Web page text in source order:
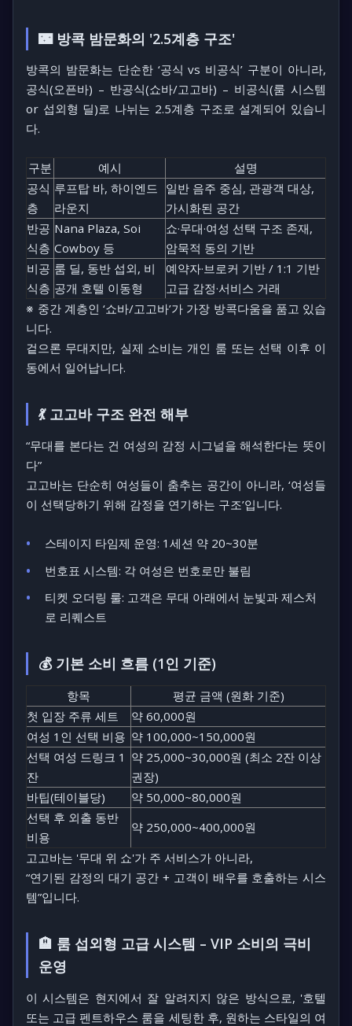
🌃 방콕 밤문화의 '2.5계층 구조'
방콕의 밤문화는 단순한 ‘공식 vs 비공식’ 구분이 아니라,
공식(오픈바) – 반공식(쇼바/고고바) – 비공식(룸 시스템
or 섭외형 딜)로 나뉘는 2.5계층 구조로 설계되어 있습니
다.
구분 예시
설명
공식
층
루프탑 바, 하이엔드
라운지
일반 음주 중심, 관광객 대상,
가시화된 공간
반공
식층
Nana Plaza, Soi
Cowboy 등
쇼·무대·여성 선택 구조 존재,
암묵적 동의 기반
비공
식층
룸 딜, 동반 섭외, 비
공개 호텔 이동형
예약자·브로커 기반 / 1:1 기반
고급 감정·서비스 거래
※ 중간 계층인 ‘쇼바/고고바’가 가장 방콕다움을 품고 있습
니다.
겉으론 무대지만, 실제 소비는 개인 룸 또는 선택 이후 이
동에서 일어납니다.
💃 고고바 구조 완전 해부
“무대를 본다는 건 여성의 감정 시그널을 해석한다는 뜻이
다”
고고바는 단순히 여성들이 춤추는 공간이 아니라, ‘여성들
이 선택당하기 위해 감정을 연기하는 구조’입니다.
스테이지 타임제 운영: 1세션 약 20~30분
번호표 시스템: 각 여성은 번호로만 불림
티켓 오더링 룰: 고객은 무대 아래에서 눈빛과 제스처
로 리퀘스트
💰 기본 소비 흐름 (1인 기준)
항목
평균 금액 (원화 기준)
첫 입장 주류 세트
약 60,000원
여성 1인 선택 비용 약 100,000~150,000원
선택 여성 드링크 1
잔
약 25,000~30,000원 (최소 2잔 이상
권장)
바팁(테이블당)
약 50,000~80,000원
선택 후 외출 동반
비용
약 250,000~400,000원
고고바는 '무대 위 쇼'가 주 서비스가 아니라,
“연기된 감정의 대기 공간 + 고객이 배우를 호출하는 시스
템”입니다.
🏨 룸 섭외형 고급 시스템 – VIP 소비의 극비
운영
이 시스템은 현지에서 잘 알려지지 않은 방식으로, '호텔
또는 고급 펜트하우스 룸을 세팅한 후, 원하는 스타일의 여